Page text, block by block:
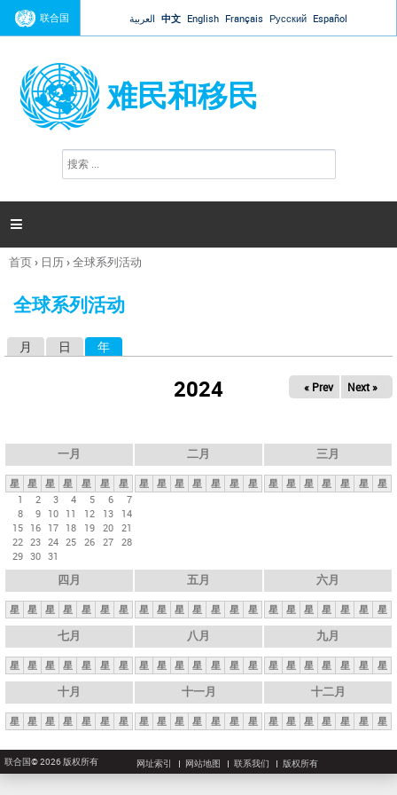
Jump to navigation
联合国 العربية 中文 English Français Русский Español
难民和移民
搜
索

你
这
首页› 日历›全球系列活动
全球系列活动
月 日 年
2024 « Prev Next »
一月
星 星 星 星 星 星
星
1
2 3 4 5 6
7
8
9 10 11 12 13
14
15 16 17 18 19 20 21
22 23 24 25 26 27 28
29 30 31
二月
星 星 星 星 星 星 星
三月
星 星 星 星 星 星 星
四月
星 星 星 星 星 星 星
五月
星 星 星 星 星 星 星
六月
星 星 星 星 星 星 星
七月
星 星 星 星 星 星 星
八月
星 星 星 星 星 星 星
九月
星 星 星 星 星 星 星
十月
星 星 星 星 星 星 星
十一月
星 星 星 星 星 星 星
十二月
星 星 星 星 星 星 星
联合国© 2026 版权所有 网址索引 网站地图 联系我们 版权所有